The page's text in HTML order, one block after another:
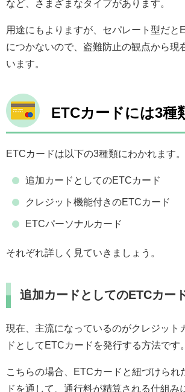
など、さまざまなタイプがあります。
用途にもよりますが、セパレート型だと
につかないので、盗難防止の観点から現
います。
ETCカードには3種
ETCカードは以下の3種類にわかれます。
追加カードとしてのETCカード
クレジット機能付きのETCカード
ETCパーソナルカード
それぞれ詳しく見ていきましょう。
追加カードとしてのETCカー
現在、主流になっているのがクレジット
ドとしてETCカードを発行する方法です。
こちらの場合、ETCカードと紐づけられ
ドを通して、通行料が精算される仕組み